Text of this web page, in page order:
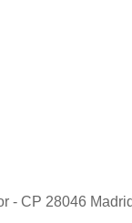
- CP 28046 Madrid